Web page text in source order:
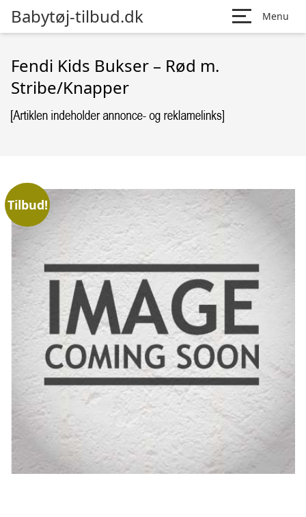
Babytøj-tilbud.dk Menu
Fendi Kids Bukser – Rød m.
Stribe/Knapper
Tilbud!